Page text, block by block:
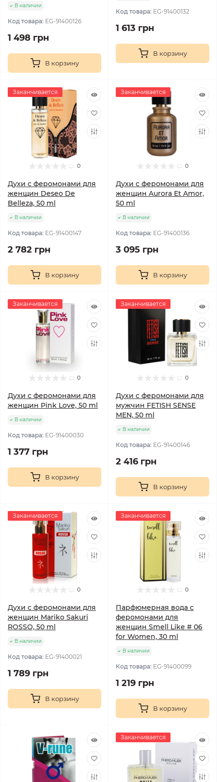
В наличии
Код товара: EG-91400126
1 498 грн
В корзину
Код товара: EG-91400132
1 613 грн
В корзину
Заканчивается
0
Духи с феромонами для
женщин Deseo De
Belleza, 50 ml
В наличии
Код товара: EG-91400147
2 782 грн
В корзину
Заканчивается
0
Духи с феромонами для
женщин Aurora Et Amor,
50 ml
В наличии
Код товара: EG-91400136
3 095 грн
В корзину
Заканчивается
0
Духи с феромонами для
женщин Pink Love, 50 ml
В наличии
Код товара: EG-91400030
1 377 грн
В корзину
Заканчивается
0
Духи с феромонами для
мужчин FETISH SENSE
MEN, 50 ml
В наличии
Код товара: EG-91400146
2 416 грн
В корзину
Заканчивается
0
Духи с феромонами для
женщин Mariko Sakuri
ROSSO, 50 ml
В наличии
Код товара: EG-91400021
1 789 грн
В корзину
Заканчивается
0
Парфюмерная вода с
феромонами для
женщин Smell Like # 06
for Women, 30 ml
В наличии
Код товара: EG-91400099
1 219 грн
В корзину
Заканчивается